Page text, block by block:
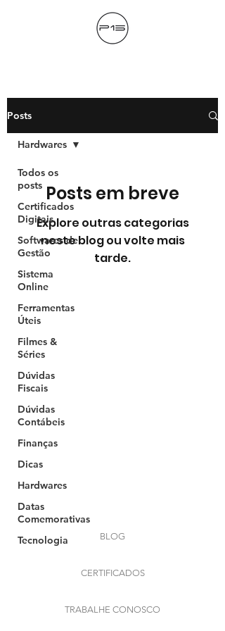
Posts
Todos os
posts
Certificados
Digitais
Softwares de
Gestão
Sistema
Online
Ferramentas
Úteis
Filmes &
Séries
Dúvidas
Fiscais
Dúvidas
Contábeis
Finanças
Dicas
Hardwares
Datas
Comemorativas
Tecnologia
Hardwares
Posts em breve
Explore outras categorias
neste blog ou volte mais
tarde.
BLOG
CERTIFICADOS
TRABALHE CONOSCO
Powered by
InnoTech Apps
Your 14 days trial has
The trial's over, but the show must go
on! 🎬 Upgrade now to keep your web
masterpiece in the spotlight.